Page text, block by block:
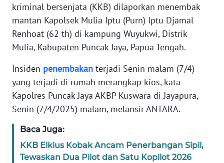
kriminal bersenjata (KKB) dilaporkan menembak
mantan Kapolsek Mulia Iptu (Purn) Iptu Djamal
Renhoat (62 th) di kampung Wuyukwi, Distrik
Mulia, Kabupaten Puncak Jaya, Papua Tengah.
Insiden penembakan terjadi Senin malam (7/4)
yang terjadi di rumah merangkap kios, kata
Kapolres Puncak Jaya AKBP Kuswara di Jayapura,
Senin (7/4/2025) malam, melansir ANTARA.
Baca Juga:
KKB Elkius Kobak Ancam Penerbangan Sipil,
Tewaskan Dua Pilot dan Satu Kopilot 2026
EDITORIAL
Informasi
INDEKS
BERITA
KONTAK
INFO
IKLAN